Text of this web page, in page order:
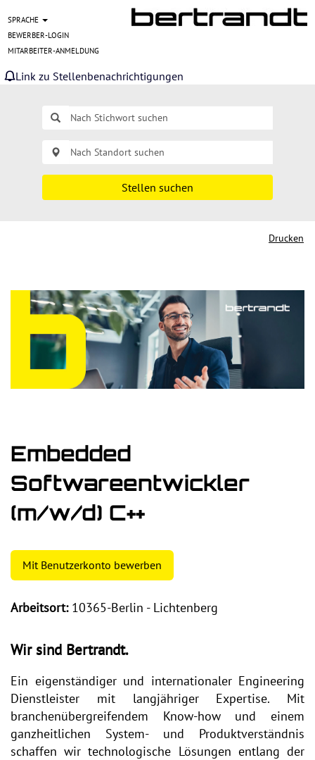
SPRACHE
BEWERBER-LOGIN
MITARBEITER-ANMELDUNG
Link zu Stellenbenachrichtigungen
Stellen suchen
Drucken
Embedded
Softwareentwickler
(m/w/d) C++
Mit Benutzerkonto bewerben
Arbeitsort:10365-Berlin - Lichtenberg
Wir sind Bertrandt.
Ein eigenständiger und internationaler Engineering
Dienstleister mit langjähriger Expertise. Mit
branchenübergreifendem Know-how und einem
ganzheitlichen System- und Produktverständnis
schaffen wir technologische Lösungen entlang der